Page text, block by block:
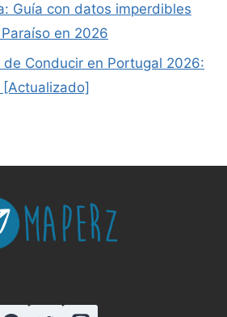
Guía con datos imperdibles
en 2026
de Conducir en Portugal 2026:
[Actualizado]